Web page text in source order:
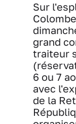
Sur
grand
traiteur
6 ou 7
avec
de la